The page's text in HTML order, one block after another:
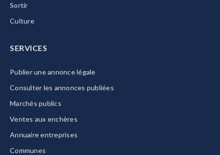
Sortir
Culture
SERVICES
Publier une annonce légale
Consulter les annonces publiées
Marchés publics
Ventes aux enchères
Annuaire entreprises
Communes